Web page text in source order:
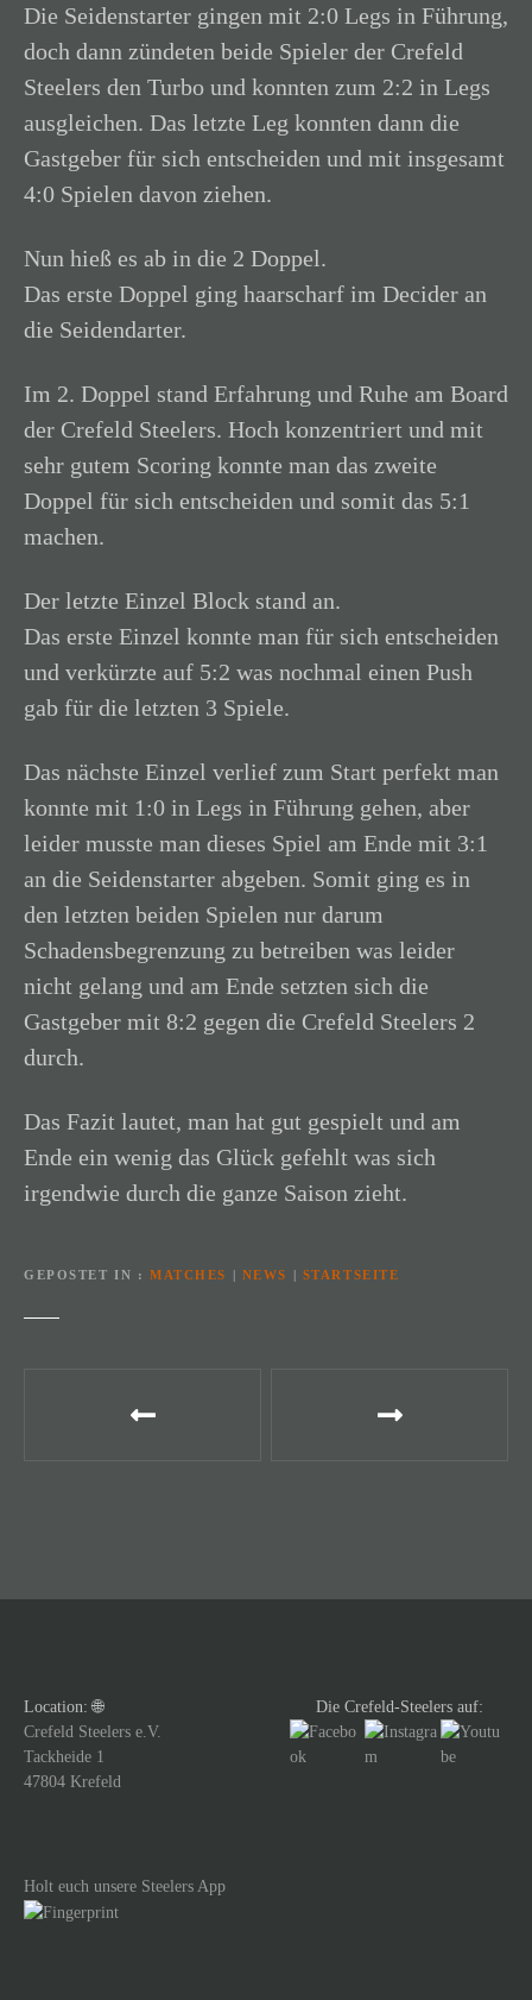
Die Seidenstarter gingen mit 2:0 Legs in Führung,
doch dann zündeten beide Spieler der Crefeld
Steelers den Turbo und konnten zum 2:2 in Legs
ausgleichen. Das letzte Leg konnten dann die
Gastgeber für sich entscheiden und mit insgesamt
4:0 Spielen davon ziehen.
Nun hieß es ab in die 2 Doppel.
Das erste Doppel ging haarscharf im Decider an
die Seidendarter.
Im 2. Doppel stand Erfahrung und Ruhe am Board
der Crefeld Steelers. Hoch konzentriert und mit
sehr gutem Scoring konnte man das zweite
Doppel für sich entscheiden und somit das 5:1
machen.
Der letzte Einzel Block stand an.
Das erste Einzel konnte man für sich entscheiden
und verkürzte auf 5:2 was nochmal einen Push
gab für die letzten 3 Spiele.
Das nächste Einzel verlief zum Start perfekt man
konnte mit 1:0 in Legs in Führung gehen, aber
leider musste man dieses Spiel am Ende mit 3:1
an die Seidenstarter abgeben. Somit ging es in
den letzten beiden Spielen nur darum
Schadensbegrenzung zu betreiben was leider
nicht gelang und am Ende setzten sich die
Gastgeber mit 8:2 gegen die Crefeld Steelers 2
durch.
Das Fazit lautet, man hat gut gespielt und am
Ende ein wenig das Glück gefehlt was sich
irgendwie durch die ganze Saison zieht.
GEPOSTET IN MATCHES | NEWS | STARTSEITE
s
n
v
i
Location: 🌐
Crefeld Steelers e.V.
Tackheide 1
47804 Krefeld
Die Crefeld-Steelers auf:
Holt euch unsere Steelers App